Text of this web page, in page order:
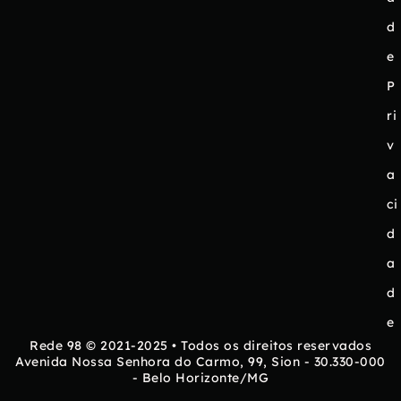
d
e
P
ri
v
a
ci
d
a
d
e
Rede 98 © 2021-2025 • Todos os direitos reservados
Avenida Nossa Senhora do Carmo, 99, Sion - 30.330-000
- Belo Horizonte/MG